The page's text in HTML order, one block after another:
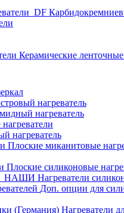
Керамические ленточные
нагреватель
нагреватель
нагреватель
Плоские миканитовые
Плоские силиконовые
Нагреватели
Доп. опции для
Нагреватели